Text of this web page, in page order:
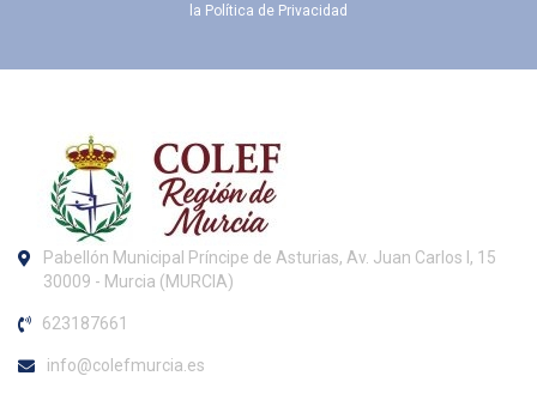
la Política de Privacidad
Pabellón Municipal Príncipe de Asturias, Av. Juan Carlos I, 15
30009 - Murcia (MURCIA)
623187661
info@colefmurcia.es